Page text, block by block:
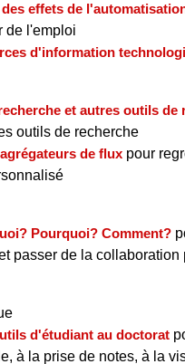
effets de
de l'emploi
d'information
et autres outils de
outils de recherche
de flux pour
Pourquoi? Comment?
passer de la
d'étudiant au doctorat
à la prise de notes, à la